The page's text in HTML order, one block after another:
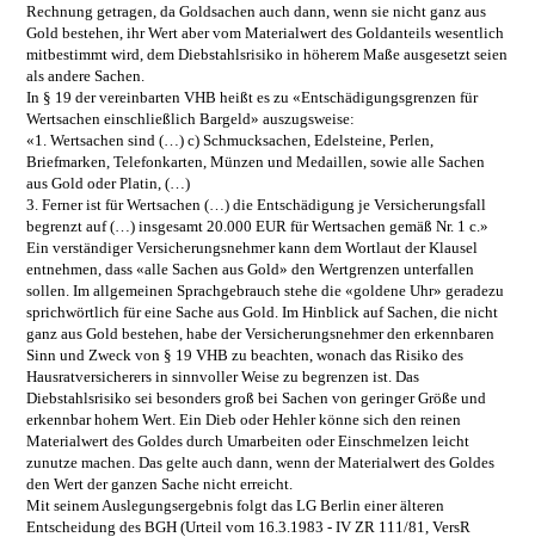
Rechnung getragen, da Goldsachen auch dann, wenn sie nicht ganz aus
Gold bestehen, ihr Wert aber vom Materialwert des Goldanteils wesentlich
mitbestimmt wird, dem Diebstahlsrisiko in höherem Maße ausgesetzt seien
als andere Sachen.
In § 19 der vereinbarten VHB heißt es zu «Entschädigungsgrenzen für
Wertsachen einschließlich Bargeld» auszugsweise:
«1. Wertsachen sind (…) c) Schmucksachen, Edelsteine, Perlen,
Briefmarken, Telefonkarten, Münzen und Medaillen, sowie alle Sachen
aus Gold oder Platin, (…)
3. Ferner ist für Wertsachen (…) die Entschädigung je Versicherungsfall
begrenzt auf (…) insgesamt 20.000 EUR für Wertsachen gemäß Nr. 1 c.»
Ein verständiger Versicherungsnehmer kann dem Wortlaut der Klausel
entnehmen, dass «alle Sachen aus Gold» den Wertgrenzen unterfallen
sollen. Im allgemeinen Sprachgebrauch stehe die «goldene Uhr» geradezu
sprichwörtlich für eine Sache aus Gold. Im Hinblick auf Sachen, die nicht
ganz aus Gold bestehen, habe der Versicherungsnehmer den erkennbaren
Sinn und Zweck von § 19 VHB zu beachten, wonach das Risiko des
Hausratversicherers in sinnvoller Weise zu begrenzen ist. Das
Diebstahlsrisiko sei besonders groß bei Sachen von geringer Größe und
erkennbar hohem Wert. Ein Dieb oder Hehler könne sich den reinen
Materialwert des Goldes durch Umarbeiten oder Einschmelzen leicht
zunutze machen. Das gelte auch dann, wenn der Materialwert des Goldes
den Wert der ganzen Sache nicht erreicht.
Mit seinem Auslegungsergebnis folgt das LG Berlin einer älteren
Entscheidung des BGH (Urteil vom 16.3.1983 - IV ZR 111/81, VersR